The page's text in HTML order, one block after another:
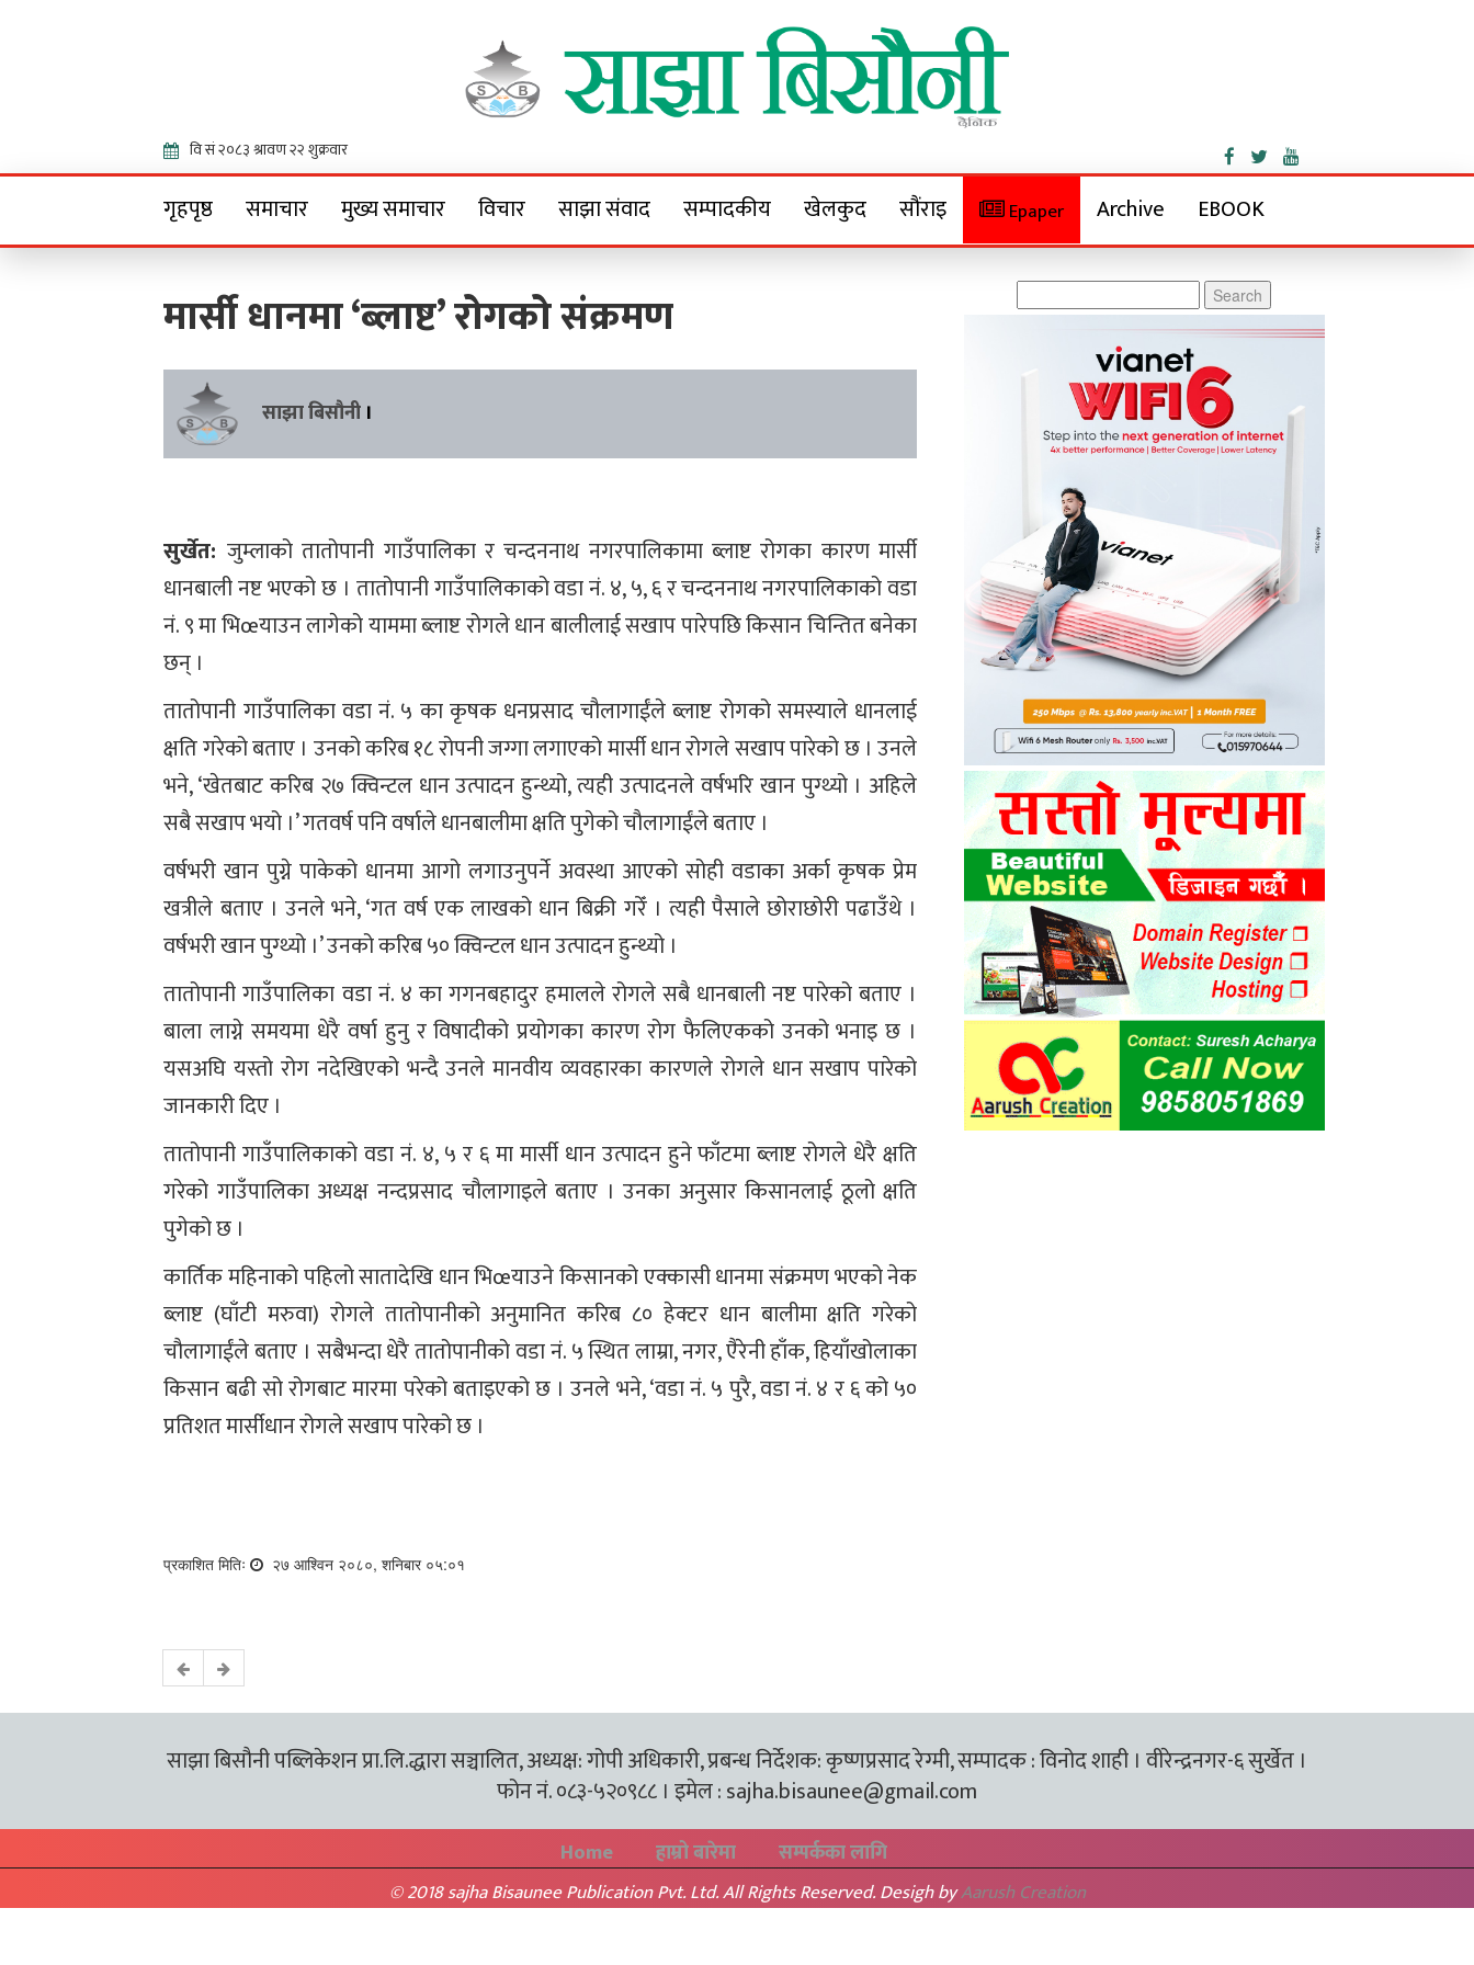
Sajha Bisaunee
गृहपृष्ठ समाचार मुख्य समाचार विचार साझा संवाद सम्पादकीय खेलकुद सौंराइ Epaper Archive EBOOK
मार्सी धानमा ‘ब्लाष्ट’ रोगको संक्रमण
साझा बिसौनी ।
सुर्खेत: जुम्लाको तातोपानी गाउँपालिका र चन्दननाथ नगरपालिकामा ब्लाष्ट रोगका कारण मार्सी
धानबाली नष्ट भएको छ । तातोपानी गाउँपालिकाको वडा नं. ४, ५, ६ र चन्दननाथ नगरपालिकाको वडा
नं. ९ मा भिœयाउन लागेको याममा ब्लाष्ट रोगले धान बालीलाई सखाप पारेपछि किसान चिन्तित बनेका
छन् ।
तातोपानी गाउँपालिका वडा नं. ५ का कृषक धनप्रसाद चौलागाईंले ब्लाष्ट रोगको समस्याले धानलाई
क्षति गरेको बताए । उनको करिब १८ रोपनी जग्गा लगाएको मार्सी धान रोगले सखाप पारेको छ । उनले
भने, ‘खेतबाट करिब २७ क्विन्टल धान उत्पादन हुन्थ्यो, त्यही उत्पादनले वर्षभरि खान पुग्थ्यो । अहिले
सबै सखाप भयो ।’ गतवर्ष पनि वर्षाले धानबालीमा क्षति पुगेको चौलागाईंले बताए ।
वर्षभरी खान पुग्ने पाकेको धानमा आगो लगाउनुपर्ने अवस्था आएको सोही वडाका अर्का कृषक प्रेम
खत्रीले बताए । उनले भने, ‘गत वर्ष एक लाखको धान बिक्री गरेँ । त्यही पैसाले छोराछोरी पढाउँथे ।
वर्षभरी खान पुग्थ्यो ।’ उनको करिब ५० क्विन्टल धान उत्पादन हुन्थ्यो ।
तातोपानी गाउँपालिका वडा नं. ४ का गगनबहादुर हमालले रोगले सबै धानबाली नष्ट पारेको बताए ।
बाला लाग्ने समयमा धेरै वर्षा हुनु र विषादीको प्रयोगका कारण रोग फैलिएकको उनको भनाइ छ ।
यसअघि यस्तो रोग नदेखिएको भन्दै उनले मानवीय व्यवहारका कारणले रोगले धान सखाप पारेको
जानकारी दिए ।
तातोपानी गाउँपालिकाको वडा नं. ४, ५ र ६ मा मार्सी धान उत्पादन हुने फाँटमा ब्लाष्ट रोगले धेरै क्षति
गरेको गाउँपालिका अध्यक्ष नन्दप्रसाद चौलागाइले बताए । उनका अनुसार किसानलाई ठूलो क्षति
पुगेको छ ।
कार्तिक महिनाको पहिलो सातादेखि धान भिœयाउने किसानको एक्कासी धानमा संक्रमण भएको नेक
ब्लाष्ट (घाँटी मरुवा) रोगले तातोपानीको अनुमानित करिब ८० हेक्टर धान बालीमा क्षति गरेको
चौलागाईंले बताए । सबैभन्दा धेरै तातोपानीको वडा नं. ५ स्थित लाम्रा, नगर, एैरेनी हाँक, हियाँखोलाका
किसान बढी सो रोगबाट मारमा परेको बताइएको छ । उनले भने, ‘वडा नं. ५ पुरै, वडा नं. ४ र ६ को ५०
प्रतिशत मार्सीधान रोगले सखाप पारेको छ ।
प्रकाशित मितिः २७ आश्विन २०८०, शनिबार ०५:०१
for:
साझा बिसौनी पब्लिकेशन प्रा.लि.द्धारा सञ्चालित, अध्यक्ष: गोपी अधिकारी, प्रबन्ध निर्देशक: कृष्णप्रसाद रेग्मी, सम्पादक : विनोद शाही । वीरेन्द्रनगर-६ सुर्खेत ।
फोन नं. ०८३-५२०९८८ । इमेल :sajha.bisaunee@gmail.com
Home हाम्रो बारेमा सम्पर्कका लागि
© 2018 sajha Bisaunee Publication Pvt. Ltd. All Rights Reserved. Desigh byAarush Creation